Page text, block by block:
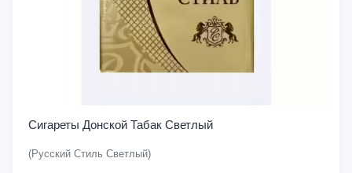
Сигареты Донской Табак Светлый
(Русский Стиль Светлый)